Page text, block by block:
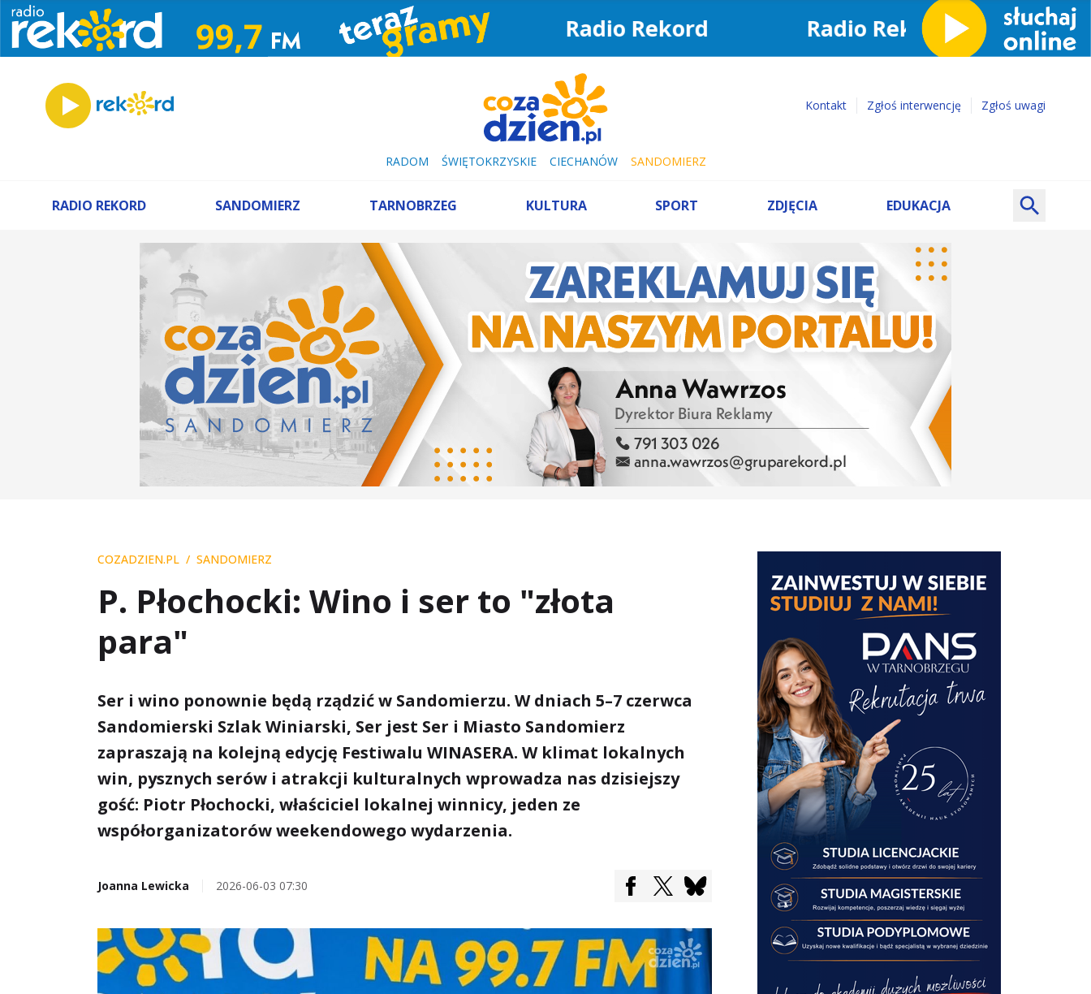
Radio Rekord
Kontakt Zgłoś interwencję Zgłoś uwagi
RADOM ŚWIĘTOKRZYSKIE CIECHANÓW SANDOMIERZ
RADIO REKORD SANDOMIERZ TARNOBRZEG KULTURA SPORT ZDJĘCIA EDUKACJA
COZADZIEN.PL SANDOMIERZ
P. Płochocki: Wino i ser to "złota
para"
Ser i wino ponownie będą rządzić w Sandomierzu. W dniach 5–7 czerwca
Sandomierski Szlak Winiarski, Ser jest Ser i Miasto Sandomierz
zapraszają na kolejną edycję Festiwalu WINASERA. W klimat lokalnych
win, pysznych serów i atrakcji kulturalnych wprowadza nas dzisiejszy
gość: Piotr Płochocki, właściciel lokalnej winnicy, jeden ze
współorganizatorów weekendowego wydarzenia.
Joanna Lewicka 2026-06-03 07:30